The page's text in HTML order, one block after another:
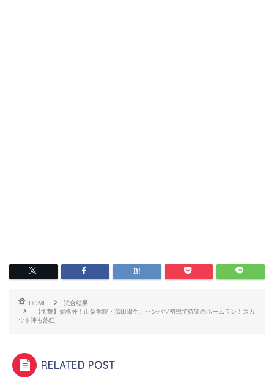
HOME
試合結果
【衝撃】規格外！山梨学院・菰田陽生、センバツ初戦で待望のホームラン！スカ
ウト陣も熱狂
RELATED POST